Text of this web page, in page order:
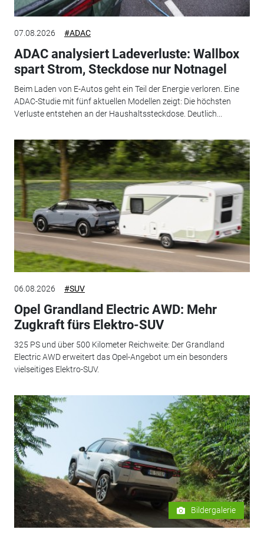
07.08.2026 #ADAC
ADAC analysiert Ladeverluste: Wallbox
spart Strom, Steckdose nur Notnagel
Beim Laden von E-Autos geht ein Teil der Energie verloren. Eine
ADAC-Studie mit fünf aktuellen Modellen zeigt: Die höchsten
Verluste entstehen an der Haushaltssteckdose. Deutlich...
06.08.2026 #SUV
Opel Grandland Electric AWD: Mehr
Zugkraft fürs Elektro-SUV
325 PS und über 500 Kilometer Reichweite: Der Grandland
Electric AWD erweitert das Opel-Angebot um ein besonders
vielseitiges Elektro-SUV.
Bildergalerie